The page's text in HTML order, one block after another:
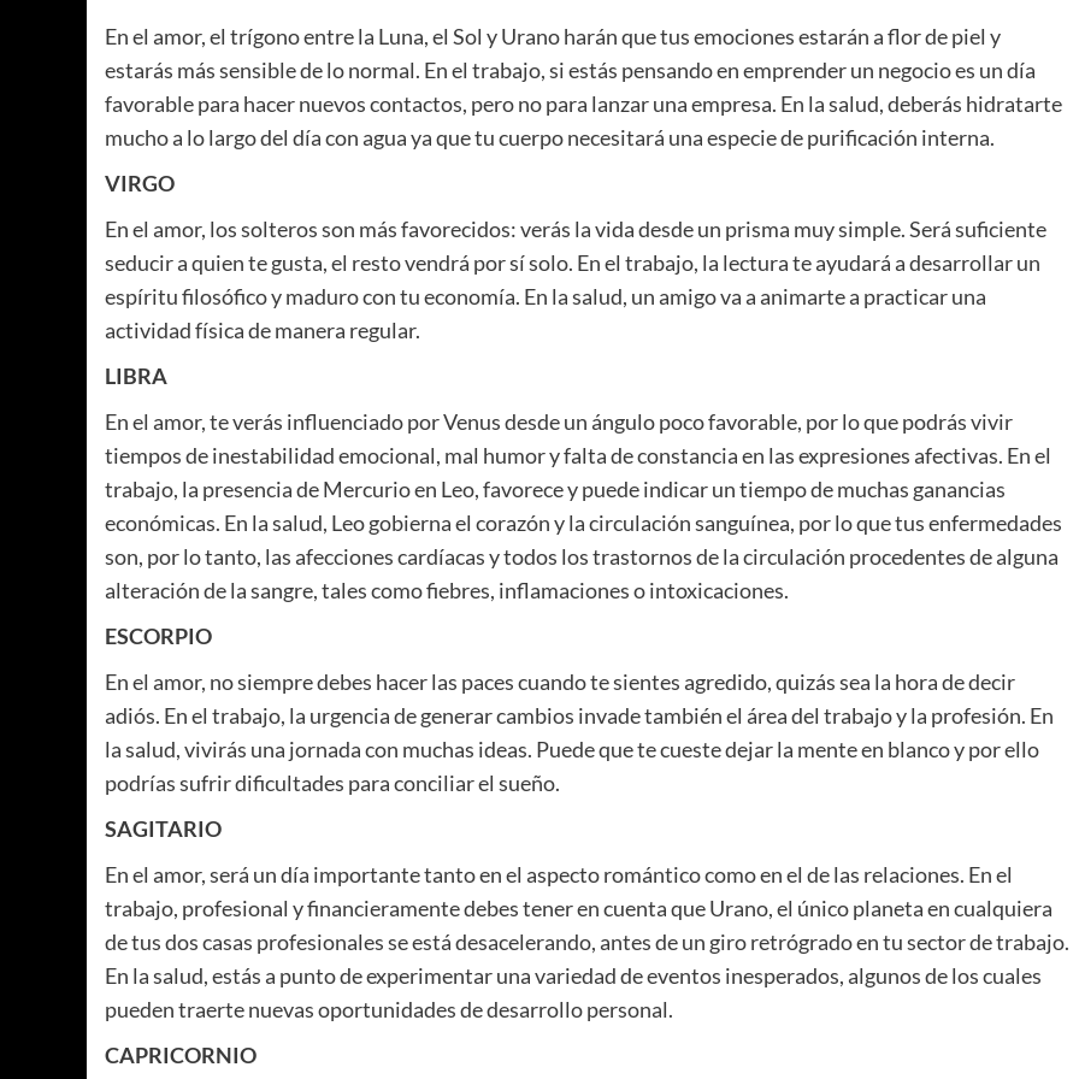
En el amor, el trígono entre la Luna, el Sol y Urano harán que tus emociones estarán a flor de piel y
estarás más sensible de lo normal. En el trabajo, si estás pensando en emprender un negocio es un día
favorable para hacer nuevos contactos, pero no para lanzar una empresa. En la salud, deberás hidratarte
mucho a lo largo del día con agua ya que tu cuerpo necesitará una especie de purificación interna.
VIRGO
En el amor, los solteros son más favorecidos: verás la vida desde un prisma muy simple. Será suficiente
seducir a quien te gusta, el resto vendrá por sí solo. En el trabajo, la lectura te ayudará a desarrollar un
espíritu filosófico y maduro con tu economía. En la salud, un amigo va a animarte a practicar una
actividad física de manera regular.
LIBRA
En el amor, te verás influenciado por Venus desde un ángulo poco favorable, por lo que podrás vivir
tiempos de inestabilidad emocional, mal humor y falta de constancia en las expresiones afectivas. En el
trabajo, la presencia de Mercurio en Leo, favorece y puede indicar un tiempo de muchas ganancias
económicas. En la salud, Leo gobierna el corazón y la circulación sanguínea, por lo que tus enfermedades
son, por lo tanto, las afecciones cardíacas y todos los trastornos de la circulación procedentes de alguna
alteración de la sangre, tales como fiebres, inflamaciones o intoxicaciones.
ESCORPIO
En el amor, no siempre debes hacer las paces cuando te sientes agredido, quizás sea la hora de decir
adiós. En el trabajo, la urgencia de generar cambios invade también el área del trabajo y la profesión. En
la salud, vivirás una jornada con muchas ideas. Puede que te cueste dejar la mente en blanco y por ello
podrías sufrir dificultades para conciliar el sueño.
SAGITARIO
En el amor, será un día importante tanto en el aspecto romántico como en el de las relaciones. En el
trabajo, profesional y financieramente debes tener en cuenta que Urano, el único planeta en cualquiera
de tus dos casas profesionales se está desacelerando, antes de un giro retrógrado en tu sector de trabajo.
En la salud, estás a punto de experimentar una variedad de eventos inesperados, algunos de los cuales
pueden traerte nuevas oportunidades de desarrollo personal.
CAPRICORNIO